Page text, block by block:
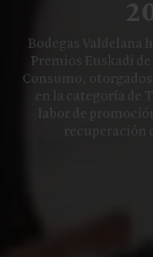
Bodegas Valdelana
Premios Euskadi
Consumo, otorgados
en la categoría de